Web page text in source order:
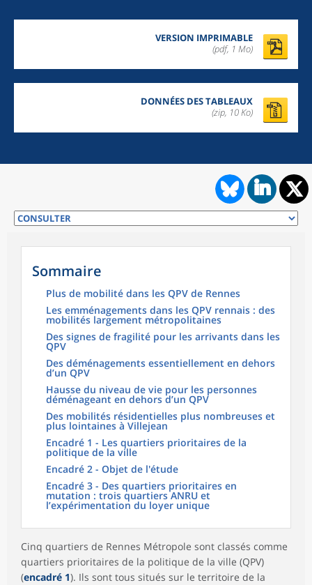
VERSION IMPRIMABLE
(pdf, 1 Mo)
DONNÉES DES TABLEAUX
(zip, 10 Ko)
Sommaire
Plus de mobilité dans les QPV de Rennes
Les emménagements dans les QPV rennais : des
mobilités largement métropolitaines
Des signes de fragilité pour les arrivants dans les
QPV
Des déménagements essentiellement en dehors
d’un QPV
Hausse du niveau de vie pour les personnes
déménageant en dehors d’un QPV
Des mobilités résidentielles plus nombreuses et
plus lointaines à Villejean
Encadré 1 - Les quartiers prioritaires de la
politique de la ville
Encadré 2 - Objet de l'étude
Encadré 3 - Des quartiers prioritaires en
mutation : trois quartiers ANRU et
l’expérimentation du loyer unique
Cinq quartiers de Rennes Métropole sont classés comme
quartiers prioritaires de la politique de la ville (QPV)
(encadré 1). Ils sont tous situés sur le territoire de la